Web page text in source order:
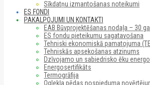
Sīkdatņu izmantošanas noteikumi
ES FONDI
PAKALPOJUMI UN KONTAKTI
EAB Būvprojektēšanas nodaļa – 30
ES fondu pieteikumu sagatavošana
Tehniski ekonomiskā pamatojuma
Tehniskās apsekošanas atzinums
Dzīvojamo un sabiedrisko ēku
Energosertifikāts
Termogrāfija
Oglekļa pēdas nospieduma